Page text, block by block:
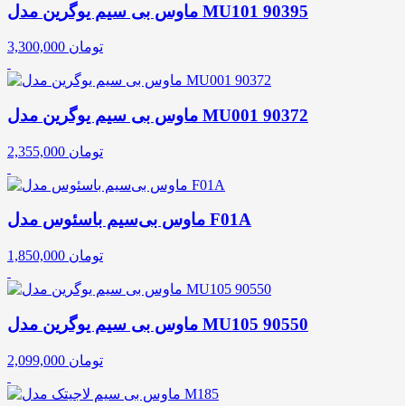
ماوس بی سیم یوگرین مدل MU101 90395
3,300,000 تومان
ماوس بی سیم یوگرین مدل MU001 90372
2,355,000 تومان
ماوس بی‌سیم باسئوس مدل F01A
1,850,000 تومان
ماوس بی سیم یوگرین مدل MU105 90550
2,099,000 تومان